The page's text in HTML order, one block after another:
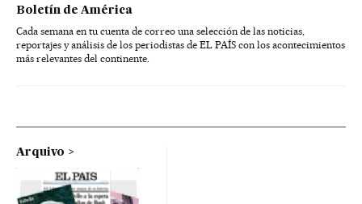
Boletín de América
Cada semana en tu cuenta de correo una selección de las noticias,
reportajes y análisis de los periodistas de EL PAÍS con los acontecimientos
más relevantes del continente.
Arquivo